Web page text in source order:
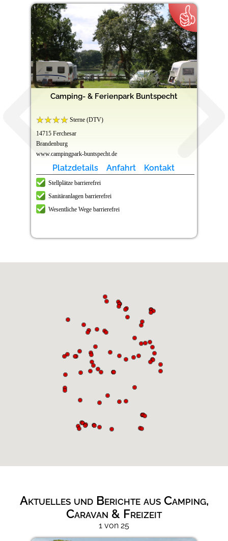
Camping- & Ferienpark Buntspecht
Sterne (DTV)
14715 Ferchesar
Brandenburg
www.campingpark-buntspecht.de
Platzdetails Anfahrt Kontakt
Stellplätze barrierefrei
Sanitäranlagen barrierefrei
Wesentliche Wege barrierefrei
Aktuelles und Berichte aus Camping,
Caravan & Freizeit
1 von 25